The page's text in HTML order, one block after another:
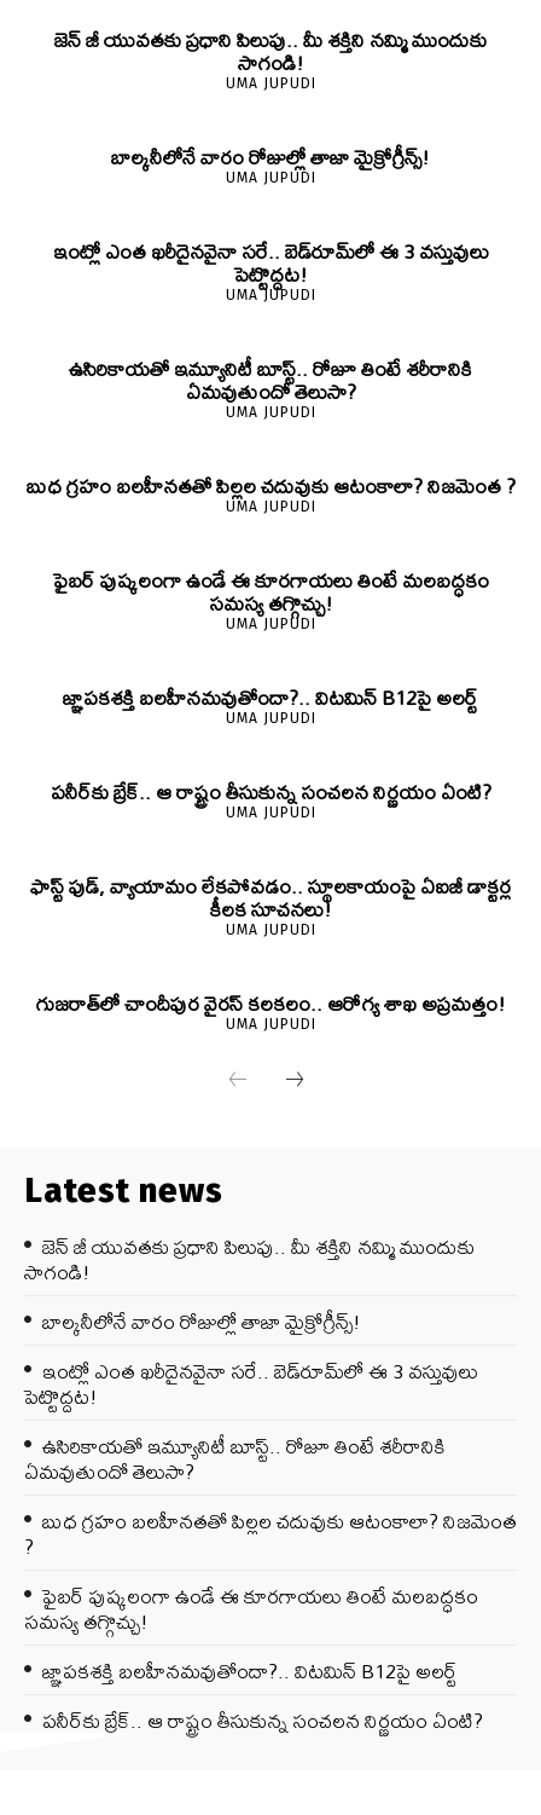
జెన్‌ జీ యువతకు ప్రధాని పిలుపు.. మీ శక్తిని నమ్మి ముందుకు
సాగండి!
UMA JUPUDI
బాల్కనీలోనే వారం రోజుల్లో తాజా మైక్రోగ్రీన్స్‌!
UMA JUPUDI
ఇంట్లో ఎంత ఖరీదైనవైనా సరే.. బెడ్‌రూమ్‌లో ఈ 3 వస్తువులు
పెట్టొద్దట!
UMA JUPUDI
ఉసిరికాయతో ఇమ్యూనిటీ బూస్ట్‌.. రోజూ తింటే శరీరానికి
ఏమవుతుందో తెలుసా?
UMA JUPUDI
బుధ గ్రహం బలహీనతతో పిల్లల చదువుకు ఆటంకాలా? నిజమెంత ?
UMA JUPUDI
ఫైబర్‌ పుష్కలంగా ఉండే ఈ కూరగాయలు తింటే మలబద్ధకం
సమస్య తగ్గొచ్చు!
UMA JUPUDI
జ్ఞాపకశక్తి బలహీనమవుతోందా?.. విటమిన్ B12పై అలర్ట్
UMA JUPUDI
పనీర్‌కు బ్రేక్.. ఆ రాష్ట్రం తీసుకున్న సంచలన నిర్ణయం ఏంటి?
UMA JUPUDI
ఫాస్ట్ ఫుడ్, వ్యాయామం లేకపోవడం.. స్థూలకాయంపై ఏఐజీ డాక్టర్ల
కీలక సూచనలు!
UMA JUPUDI
గుజరాత్‌లో చాందీపుర వైరస్ కలకలం.. ఆరోగ్య శాఖ అప్రమత్తం!
UMA JUPUDI
Latest news
జెన్‌ జీ యువతకు ప్రధాని పిలుపు.. మీ శక్తిని నమ్మి ముందుకు
సాగండి!
బాల్కనీలోనే వారం రోజుల్లో తాజా మైక్రోగ్రీన్స్‌!
ఇంట్లో ఎంత ఖరీదైనవైనా సరే.. బెడ్‌రూమ్‌లో ఈ 3 వస్తువులు
పెట్టొద్దట!
ఉసిరికాయతో ఇమ్యూనిటీ బూస్ట్‌.. రోజూ తింటే శరీరానికి
ఏమవుతుందో తెలుసా?
బుధ గ్రహం బలహీనతతో పిల్లల చదువుకు ఆటంకాలా? నిజమెంత
?
ఫైబర్‌ పుష్కలంగా ఉండే ఈ కూరగాయలు తింటే మలబద్ధకం
సమస్య తగ్గొచ్చు!
జ్ఞాపకశక్తి బలహీనమవుతోందా?.. విటమిన్ B12పై అలర్ట్
పనీర్‌కు బ్రేక్.. ఆ రాష్ట్రం తీసుకున్న సంచలన నిర్ణయం ఏంటి?